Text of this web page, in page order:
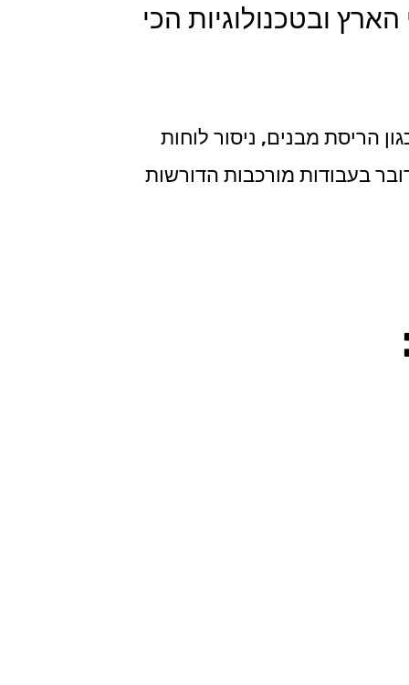
ובטכנולוגיות הכי
הריסת מבנים, ניסור לוחות
בעבודות מורכבות הדורשות